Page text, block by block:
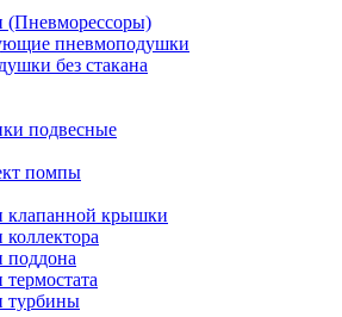
пневмоподушки
без стакана
подвесные
помпы
клапанной крышки
поддона
турбины